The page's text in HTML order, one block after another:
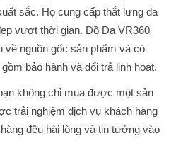
sắc. Họ cung cấp thắt lưng da
vượt thời gian. Đồ Da VR360
về nguồn gốc sản phẩm và có
bảo hành và đổi trả linh hoạt.
không chỉ mua được một sản
trải nghiệm dịch vụ khách hàng
đều hài lòng và tin tưởng vào